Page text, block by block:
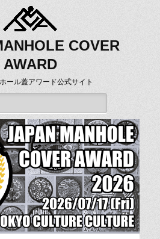
COVER
AWARD
ール蓋アワード公式サイト